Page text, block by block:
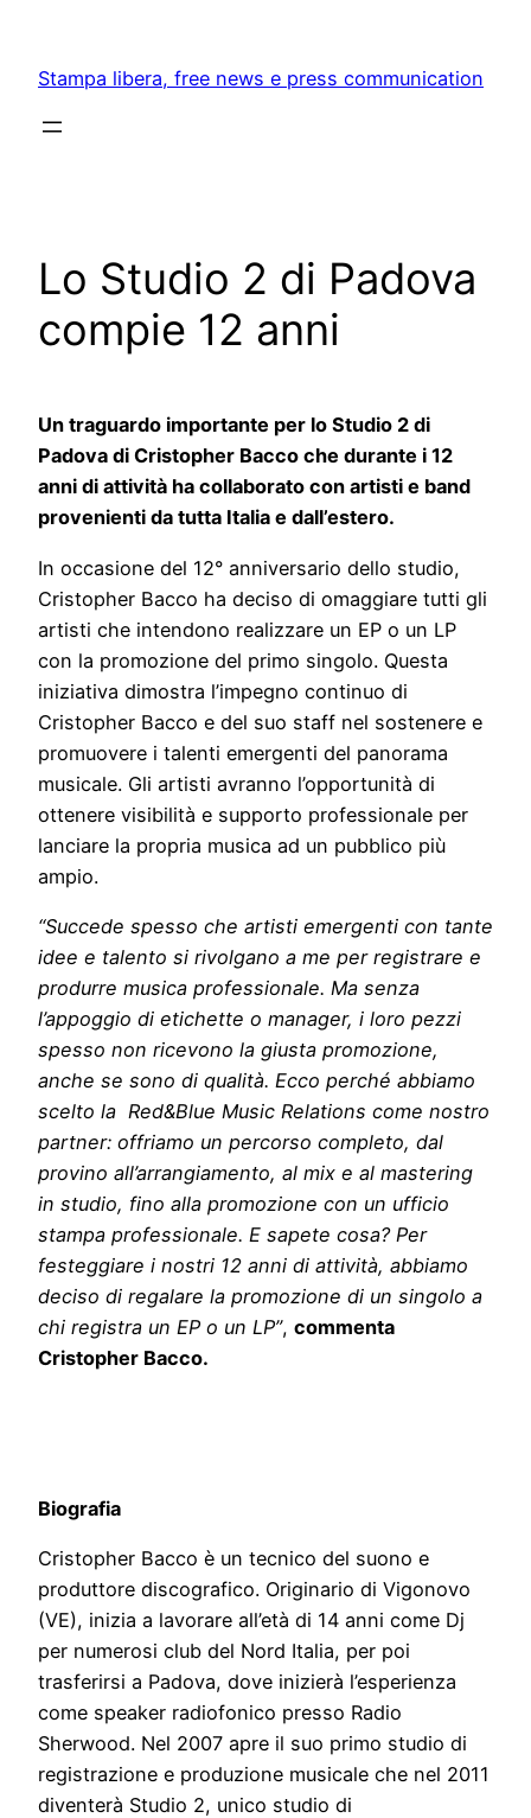
content
Stampa libera, free news e press communication
Lo Studio 2 di Padova
compie 12 anni
Un traguardo importante per lo Studio 2 di
Padova di Cristopher Bacco che durante i 12
anni di attività ha collaborato con artisti e band
provenienti da tutta Italia e dall’estero.
In occasione del 12° anniversario dello studio,
Cristopher Bacco ha deciso di omaggiare tutti gli
artisti che intendono realizzare un EP o un LP
con la promozione del primo singolo. Questa
iniziativa dimostra l’impegno continuo di
Cristopher Bacco e del suo staff nel sostenere e
promuovere i talenti emergenti del panorama
musicale. Gli artisti avranno l’opportunità di
ottenere visibilità e supporto professionale per
lanciare la propria musica ad un pubblico più
ampio.
“Succede spesso che artisti emergenti con tante
idee e talento si rivolgano a me per registrare e
produrre musica professionale. Ma senza
l’appoggio di etichette o manager, i loro pezzi
spesso non ricevono la giusta promozione,
anche se sono di qualità. Ecco perché abbiamo
scelto la Red&Blue Music Relations come nostro
partner: offriamo un percorso completo, dal
provino all’arrangiamento, al mix e al mastering
in studio, fino alla promozione con un ufficio
stampa professionale. E sapete cosa? Per
festeggiare i nostri 12 anni di attività, abbiamo
deciso di regalare la promozione di un singolo a
chi registra un EP o un LP”, commenta
Cristopher Bacco.
Biografia
Cristopher Bacco è un tecnico del suono e
produttore discografico. Originario di Vigonovo
(VE), inizia a lavorare all’età di 14 anni come Dj
per numerosi club del Nord Italia, per poi
trasferirsi a Padova, dove inizierà l’esperienza
come speaker radiofonico presso Radio
Sherwood. Nel 2007 apre il suo primo studio di
registrazione e produzione musicale che nel 2011
diventerà Studio 2, unico studio di